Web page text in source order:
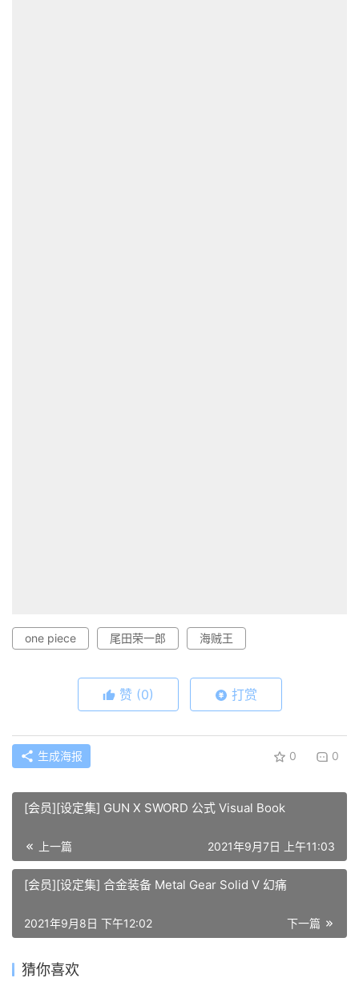
one piece 尾田荣一郎 海贼王
赞 (0) 打赏
生成海报 0 0
[会员][设定集] GUN X SWORD 公式 Visual Book
上一篇 2021年9月7日 上午11:03
[会员][设定集] 合金装备 Metal Gear Solid V 幻痛
下一篇
2021年9月8日 下午12:02
猜你喜欢